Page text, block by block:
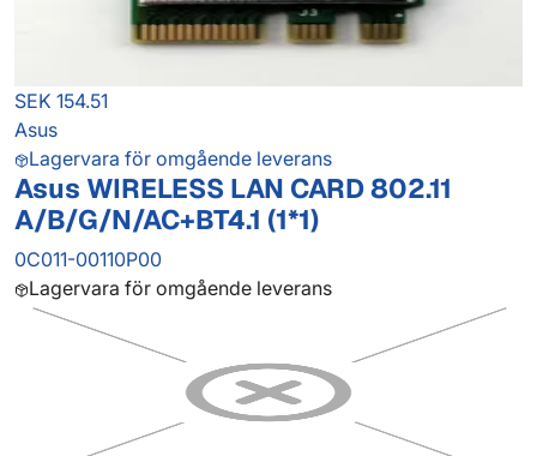
SEK 154.51
Asus
Lagervara för omgående leverans
Asus WIRELESS LAN CARD 802.11
A/B/G/N/AC+BT4.1 (1*1)
0C011-00110P00
Lagervara för omgående leverans